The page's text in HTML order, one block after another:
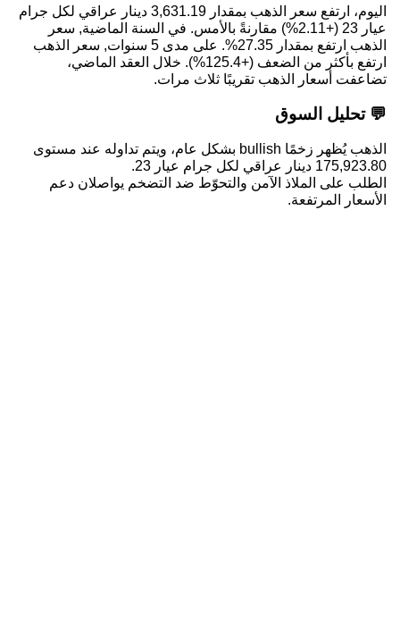
اليوم، ارتفع سعر الذهب بمقدار 3,631.19 دينار عراقي لكل جرام
عيار 23 (+2.11%) مقارنةً بالأمس. في السنة الماضية, سعر
الذهب ارتفع بمقدار 27.35%. على مدى 5 سنوات, سعر الذهب
ارتفع بأكثر من الضعف (+125.4%). خلال العقد الماضي،
تضاعفت أسعار الذهب تقريبًا ثلاث مرات.
💬 تحليل السوق
الذهب يُظهر زخمًا bullish بشكل عام، ويتم تداوله عند مستوى
175,923.80 دينار عراقي لكل جرام عيار 23.
الطلب على الملاذ الآمن والتحوّط ضد التضخم يواصلان دعم
الأسعار المرتفعة.